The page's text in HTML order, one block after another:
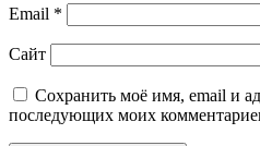
Email *
Сайт
Сохранить моё имя, email и
последующих моих